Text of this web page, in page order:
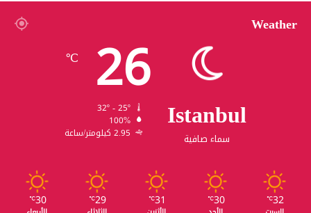
Weather
Istanbul
سماء صافية
26
℃
100%
2.95 كيلومتر/ساعة
32
℃
30
℃
31
℃
29
℃
30
℃